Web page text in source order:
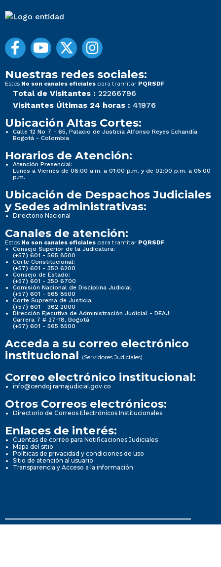
Nuestras redes sociales:
Estos No son canales oficiales para tramitar PQRSDF
Total de Visitantes : 22266796
Visitantes Últimas 24 horas : 41976
Ubicación Altas Cortes:
Calle 12 No 7 - 65, Palacio de Justicia Alfonso Reyes Echandía
Bogotá - Colombia
Horarios de Atención:
Atención Presencial:
Lunes a Viernes de 08:00 a.m. a 01:00 p.m. y de 02:00 p.m. a 05:00
p.m.
Ubicación de Despachos Judiciales
y Sedes administrativas:
Directorio Nacional
Canales de atención:
Estos No son canales oficiales para tramitar PQRSDF
Consejo Superior de la Judicatura:
(+57) 601 - 565 8500
Corte Constitucional:
(+57) 601 - 350 6200
Consejo de Estado:
(+57) 601 - 350 6700
Comisión Nacional de Disciplina Judicial:
(+57) 601 - 565 8500
Corte Suprema de Justicia:
(+57) 601 - 362 2000
Dirección Ejecutiva de Administración Judicial - DEAJ:
Carrera 7 # 27-18, Bogotá
(+57) 601 - 565 8500
Acceda a su correo electrónico
institucional (Servidores Judiciales)
Correo electrónico institucional:
info@cendoj.ramajudicial.gov.co
Otros Correos electrónicos:
Directorio de Correos Electrónicos Institucionales
Enlaces de interés:
Cuentas de correo para Notificaciones Judiciales
Mapa del sitio
Políticas de privacidad y condiciones de uso
Sitio de atención al usuario
Transparencia y Acceso a la información